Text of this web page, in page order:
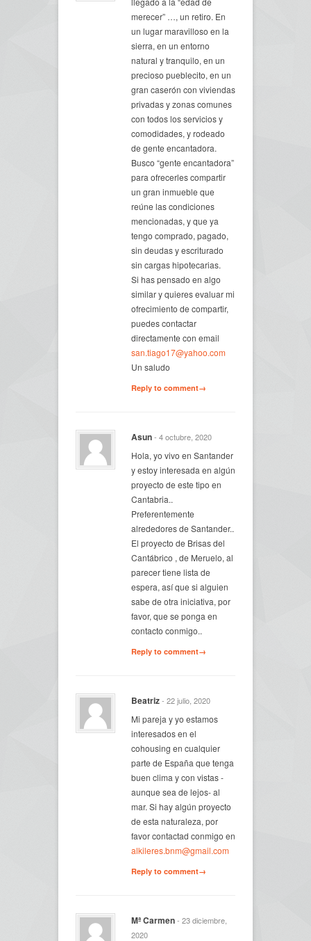
merecer” …, un retiro. En
un lugar maravilloso en la
sierra, en un entorno
natural y tranquilo, en un
precioso pueblecito, en un
gran caserón con viviendas
privadas y zonas comunes
con todos los servicios y
comodidades, y rodeado
de gente encantadora.
Busco “gente encantadora”
para ofrecerles compartir
un gran inmueble que
reúne las condiciones
mencionadas, y que ya
tengo comprado, pagado,
sin deudas y escriturado
sin cargas hipotecarias.
Si has pensado en algo
similar y quieres evaluar mi
ofrecimiento de compartir,
puedes contactar
directamente con email
san.tiago17@yahoo.com
Un saludo
Reply to comment→
Asun- 4 octubre, 2020
Hola, yo vivo en Santander
y estoy interesada en algún
proyecto de este tipo en
Cantabria..
Preferentemente
alrededores de Santander..
El proyecto de Brisas del
Cantábrico , de Meruelo, al
parecer tiene lista de
espera, así que si alguien
sabe de otra iniciativa, por
favor, que se ponga en
contacto conmigo..
Reply to comment→
Beatriz- 22 julio, 2020
Mi pareja y yo estamos
interesados en el
cohousing en cualquier
parte de España que tenga
buen clima y con vistas -
aunque sea de lejos- al
mar. Si hay algún proyecto
de esta naturaleza, por
favor contactad conmigo en
alkileres.bnm@gmail.com
Reply to comment→
Mª Carmen- 23 diciembre,
2020